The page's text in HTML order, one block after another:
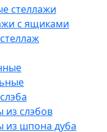
стеллажи
с ящиками
слэбов
шпона дуба